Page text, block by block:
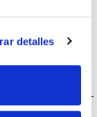
detalles
-5 +35